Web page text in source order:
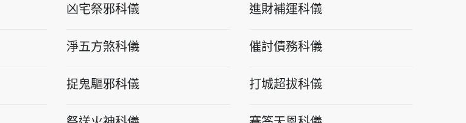
凶宅祭邪科儀
淨五方煞科儀
捉鬼驅邪科儀
進財補運科儀
催討債務科儀
打城超拔科儀